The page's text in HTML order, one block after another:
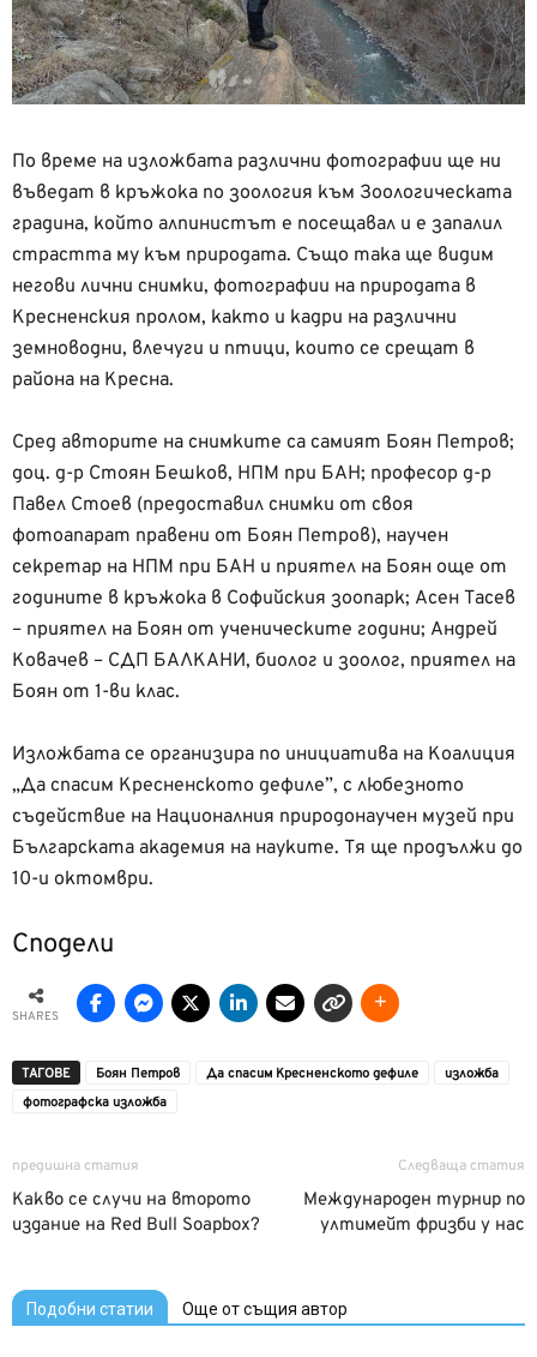
По време на изложбата различни фотографии ще ни
въведат в кръжока по зоология към Зоологическата
градина, който алпинистът е посещавал и е запалил
страстта му към природата. Също така ще видим
негови лични снимки, фотографии на природата в
Кресненския пролом, както и кадри на различни
земноводни, влечуги и птици, които се срещат в
района на Кресна.
Сред авторите на снимките са самият Боян Петров;
доц. д-р Стоян Бешков, НПМ при БАН; професор д-р
Павел Стоев (предоставил снимки от своя
фотоапарат правени от Боян Петров), научен
секретар на НПМ при БАН и приятел на Боян още от
годините в кръжока в Софийския зоопарк; Асен Тасев
– приятел на Боян от ученическите години; Андрей
Ковачев – СДП БАЛКАНИ, биолог и зоолог, приятел на
Боян от 1-ви клас.
Изложбата се организира по инициатива на Коалиция
„Да спасим Кресненското дефиле”, с любезното
съдействие на Националния природонаучен музей при
Българската академия на науките. Тя ще продължи до
10-и октомври.
Сподели
SHARES
ТАГОВЕ Боян Петров Да спасим Кресненското дефиле
изложба
фотографска изложба
предишна статия
Какво се случи на второто
издание на Red Bull Soapbox?
Следваща статия
Международен турнир по
ултимейт фризби у нас
Подобни статии Още от същия автор